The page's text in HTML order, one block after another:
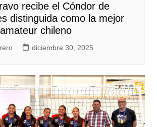
recibe el Cóndor de
distinguida como la mejor
chileno
diciembre 30, 2025